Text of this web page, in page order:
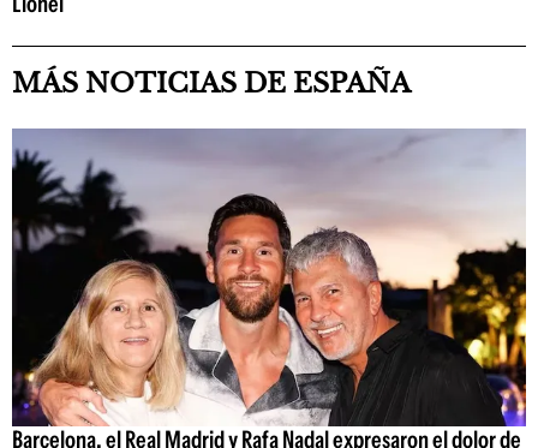
MÁS NOTICIAS DE ESPAÑA
Barcelona, el Real Madrid y Rafa Nadal expresaron el dolor de